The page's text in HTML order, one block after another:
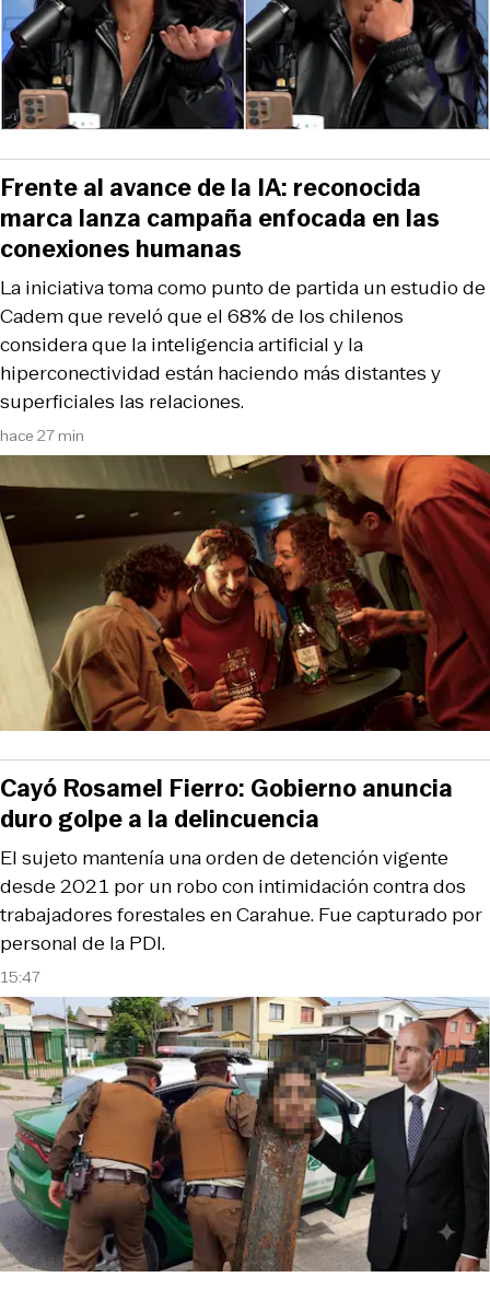
hace 27 min
La iniciativa toma como punto de partida un estudio de
Cadem que reveló que el 68% de los chilenos
considera que la inteligencia artificial y la
hiperconectividad están haciendo más distantes y
superficiales las relaciones.
Frente al avance de la IA: reconocida
marca lanza campaña enfocada en las
conexiones humanas
15:47
El sujeto mantenía una orden de detención vigente
desde 2021 por un robo con intimidación contra dos
trabajadores forestales en Carahue. Fue capturado por
personal de la PDI.
Cayó Rosamel Fierro: Gobierno anuncia
duro golpe a la delincuencia